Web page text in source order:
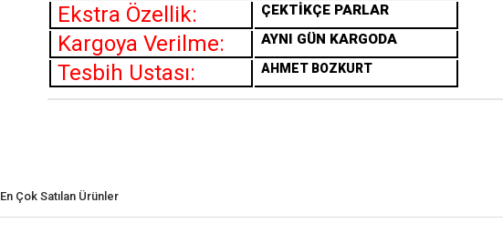
Ekstra Özellik: ÇEKTİKÇE PARLAR
Kargoya Verilme: AYNI GÜN KARGODA
Tesbih Ustası: AHMET BOZKURT
En Çok Satılan Ürünler